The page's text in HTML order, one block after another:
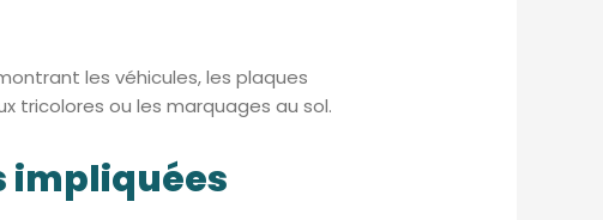
les véhicules, les plaques
tricolores ou les marquages au sol.
impliquées